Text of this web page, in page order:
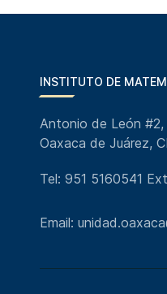
INSTITUTO DE
Antonio de León
Oaxaca de Juárez,
Tel: 951 5160541
Email: